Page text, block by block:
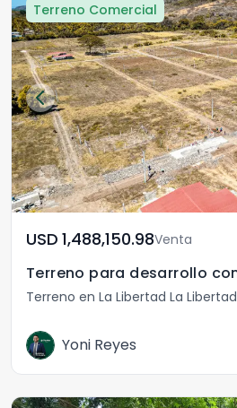
Terreno Comercial
USD	1,488,150.98Venta
Terreno en La Libertad La Libertad
Yoni Reyes